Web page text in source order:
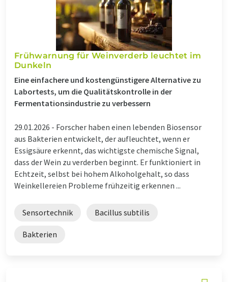
Frühwarnung für Weinverderb leuchtet im
Dunkeln
Eine einfachere und kostengünstigere Alternative zu
Labortests, um die Qualitätskontrolle in der
Fermentationsindustrie zu verbessern
29.01.2026 - Forscher haben einen lebenden Biosensor
aus Bakterien entwickelt, der aufleuchtet, wenn er
Essigsäure erkennt, das wichtigste chemische Signal,
dass der Wein zu verderben beginnt. Er funktioniert in
Echtzeit, selbst bei hohem Alkoholgehalt, so dass
Weinkellereien Probleme frühzeitig erkennen ...
Sensortechnik Bacillus subtilis
Bakterien